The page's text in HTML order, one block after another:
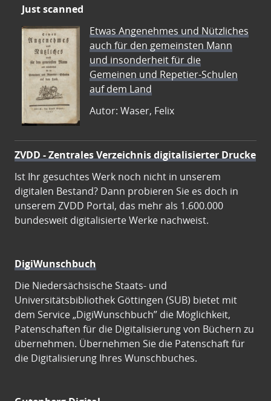
Just scanned
Etwas Angenehmes und Nützliches
auch für den gemeinsten Mann
und insonderheit für die
Gemeinen und Repetier-Schulen
auf dem Land
Autor: Waser, Felix
ZVDD - Zentrales Verzeichnis digitalisierter Drucke
Ist Ihr gesuchtes Werk noch nicht in unserem
digitalen Bestand? Dann probieren Sie es doch in
unserem ZVDD Portal, das mehr als 1.600.000
bundesweit digitalisierte Werke nachweist.
DigiWunschbuch
Die Niedersächsische Staats- und
Universitätsbibliothek Göttingen (SUB) bietet mit
dem Service „DigiWunschbuch” die Möglichkeit,
Patenschaften für die Digitalisierung von Büchern zu
übernehmen. Übernehmen Sie die Patenschaft für
die Digitalisierung Ihres Wunschbuches.